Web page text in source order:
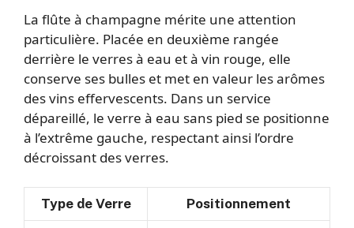
La flûte à champagne mérite une attention
particulière. Placée en deuxième rangée
derrière le verres à eau et à vin rouge, elle
conserve ses bulles et met en valeur les arômes
des vins effervescents. Dans un service
dépareillé, le verre à eau sans pied se positionne
à l’extrême gauche, respectant ainsi l’ordre
décroissant des verres.
Type de Verre Positionnement